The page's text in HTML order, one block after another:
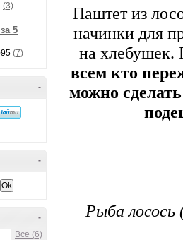
(3)
5
(7)
-
-
-
Все (6)
Паштет из
начинки для
на хлебушек.
всем кто
можно
Рыба лосось